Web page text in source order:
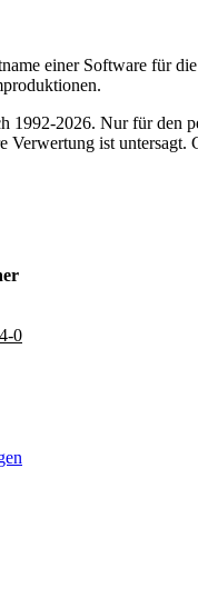
einer Software für
1992-2026. Nur für den
Verwertung ist untersagt.
0